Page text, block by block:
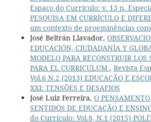
Espaço do Currículo: v. 13 n.
PESQUISA EM CURRÍCULO E
um contexto de proeminências
José Beltrán Llavador,
EDUCACIÓN, CIUDADANÍA Y
MODELO PARA RECONSTRUIR LOS
PARA EL CURRICULUM , Revista
Vol.6 N.2 (2013) EDUCAÇÃO E
XXI: TENSÕES E DESAFIOS
José Luiz Ferreira, O
SENTIDOS DE EDUCAÇÃO E
do Currículo: Vol.8, N.1 (2015)